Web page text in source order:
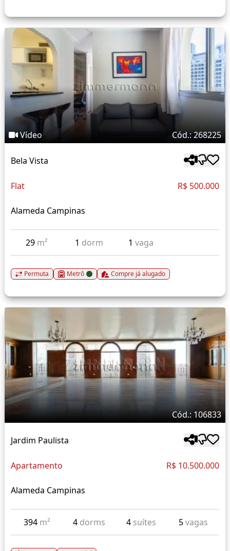
Vídeo Cód.: 268225
Bela Vista
Flat R$ 500.000
Alameda Campinas
29 m² 1 dorm 1vaga
Permuta Metrô Compre já alugado
Cód.: 106833
Jardim Paulista
Apartamento R$ 10.500.000
Alameda Campinas
394 m² 4 dorms 4 suítes 5vagas